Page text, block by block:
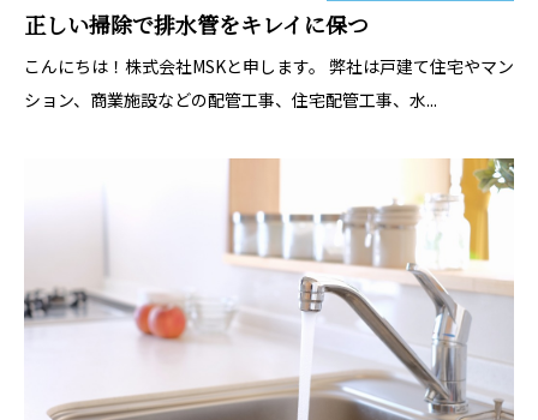
正しい掃除で排水管をキレイに保つ
こんにちは！株式会社MSKと申します。 弊社は戸建て住宅やマン
ション、商業施設などの配管工事、住宅配管工事、水...